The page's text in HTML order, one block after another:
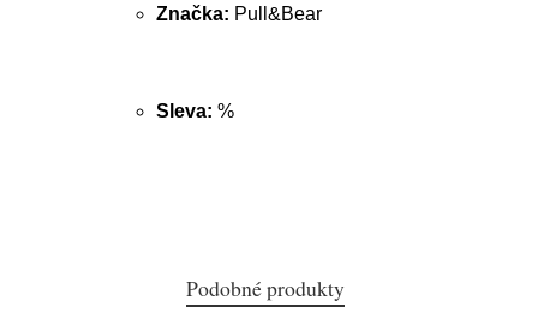
Značka: Pull&Bear
Sleva: %
Podobné produkty